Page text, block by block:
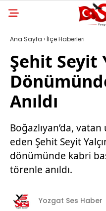
Ana Sayfa › İlçe Haberleri
Şehit Seyit
Anıldı
Boğazlıyan’da,
eden Şehit Seyit
dönümünde kabri
törenle anıldı.
Yozgat Ses Haber